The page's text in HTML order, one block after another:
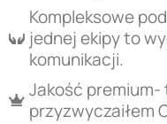
Kompleksowe
jednej ekipy to
komunikacji.
Jakość premium-
przyzwyczaiłem